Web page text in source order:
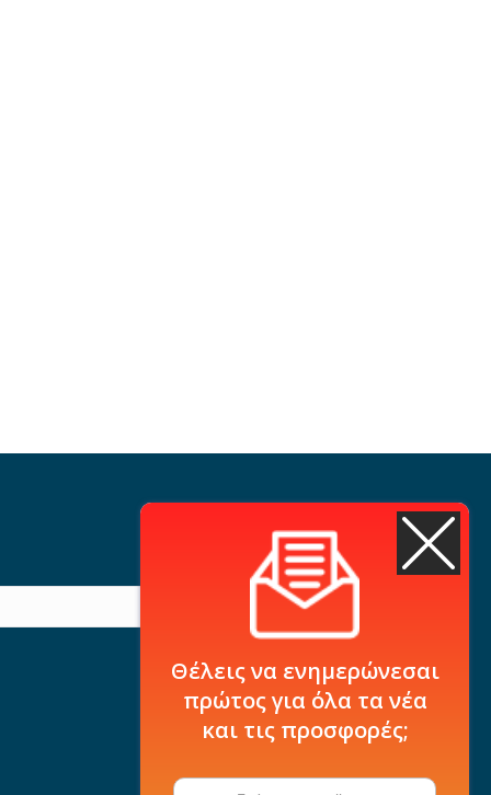
Θέλεις να ενημερώνεσαι
πρώτος για όλα τα νέα
και τις προσφορές;